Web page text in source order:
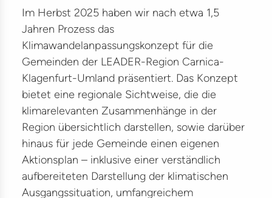
Im Herbst 2025 haben wir nach etwa 1,5
Jahren Prozess das
Klimawandelanpassungskonzept für die
Gemeinden der LEADER-Region Carnica-
Klagenfurt-Umland präsentiert. Das Konzept
bietet eine regionale Sichtweise, die die
klimarelevanten Zusammenhänge in der
Region übersichtlich darstellen, sowie darüber
hinaus für jede Gemeinde einen eigenen
Aktionsplan – inklusive einer verständlich
aufbereiteten Darstellung der klimatischen
Ausgangssituation, umfangreichem